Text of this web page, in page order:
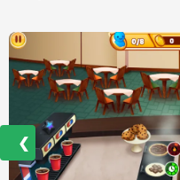
❮